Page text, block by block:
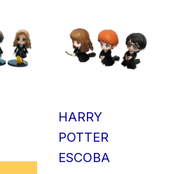
HARRY
POTTER
ESCOBA